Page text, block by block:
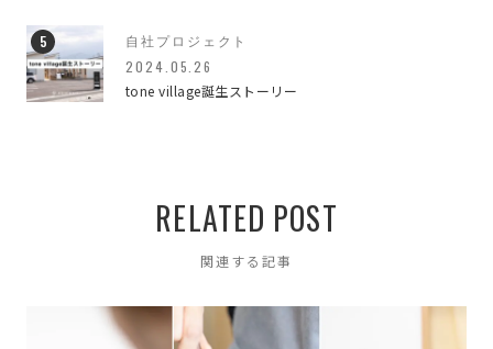
働き方について
すべての記事
自社プロジェクト
2024.05.26
tone village誕生ストーリー
RELATED POST
関連する記事